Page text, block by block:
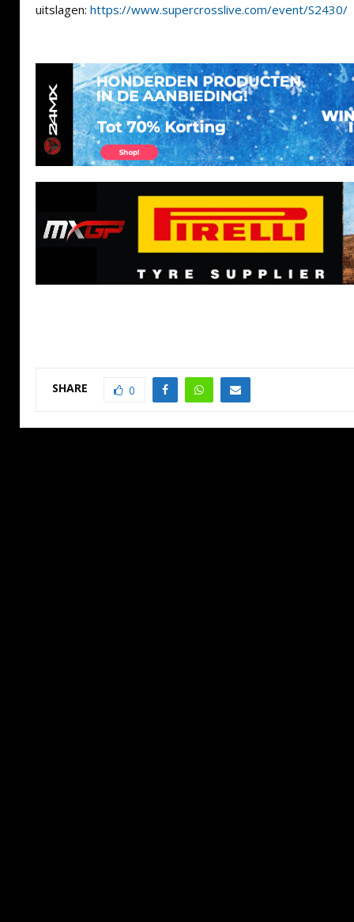
uitslagen: https://www.supercrosslive.com/event/S2430/
SHARE 0